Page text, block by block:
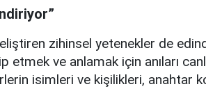
zihinsel yetenekler de
etmek ve anlamak için anıları
isimleri ve kişilikleri, anahtar